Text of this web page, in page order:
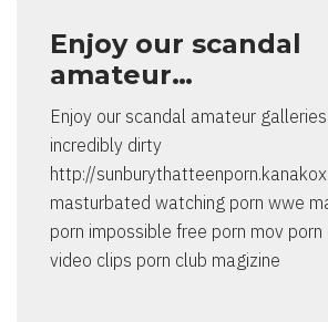
Enjoy our scandal
amateur…
Enjoy our scandal amateur
incredibly dirty
http://
masturbated watching porn wwe
porn impossible free porn mov porn
video clips porn club magizine